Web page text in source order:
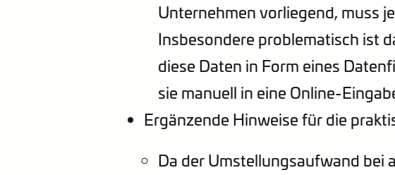
Unternehmen vorliegend, muss
Insbesondere problematisch ist
diese Daten in Form eines
sie manuell in eine Online-
Ergänzende Hinweise für die
Da der Umstellungsaufwand bei